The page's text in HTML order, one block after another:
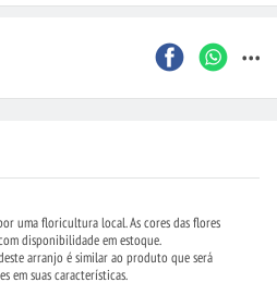
...
uma floricultura local. As cores das flores
disponibilidade em estoque.
arranjo é similar ao produto que será
em suas características.